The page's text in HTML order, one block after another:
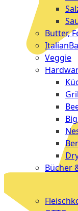
Butter,
Veggie
Bücher